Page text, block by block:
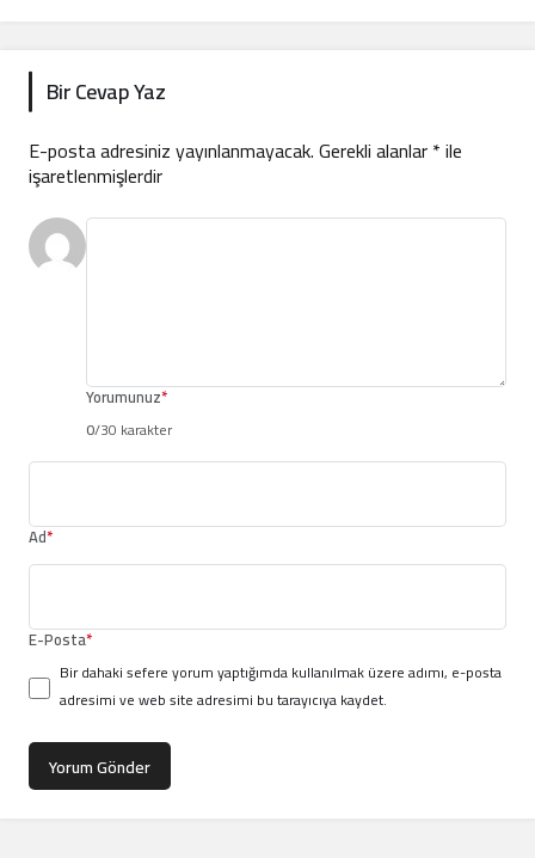
Bir Cevap Yaz
E-posta adresiniz yayınlanmayacak.Gerekli alanlar*ile
işaretlenmişlerdir
Yorumunuz*
0/30 karakter
Ad*
E-Posta*
Bir dahaki sefere yorum yaptığımda kullanılmak üzere adımı, e-posta
adresimi ve web site adresimi bu tarayıcıya kaydet.
Yorum Gönder